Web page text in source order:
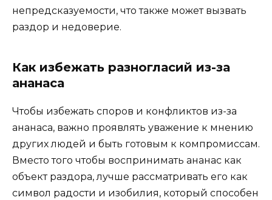
непредсказуемости, что также может вызвать
раздор и недоверие.
Как избежать разногласий из-за
ананаса
Чтобы избежать споров и конфликтов из-за
ананаса, важно проявлять уважение к мнению
других людей и быть готовым к компромиссам.
Вместо того чтобы воспринимать ананас как
объект раздора, лучше рассматривать его как
символ радости и изобилия, который способен